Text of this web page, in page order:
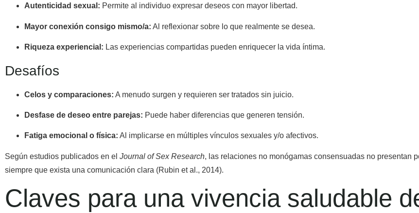
Autenticidad sexual: Permite al individuo expresar deseos con mayor libertad.
Mayor conexión consigo mismo/a: Al reflexionar sobre lo que realmente se desea.
Riqueza experiencial: Las experiencias compartidas pueden enriquecer la vida íntima.
Desafíos
Celos y comparaciones: A menudo surgen y requieren ser tratados sin juicio.
Desfase de deseo entre parejas: Puede haber diferencias que generen tensión.
Fatiga emocional o física: Al implicarse en múltiples vínculos sexuales y/o afectivos.
Según estudios publicados en el Journal of Sex Research, las relaciones no monógamas consensuadas no presentan
siempre que exista una comunicación clara (Rubin et al., 2014).
Claves para una vivencia saludable